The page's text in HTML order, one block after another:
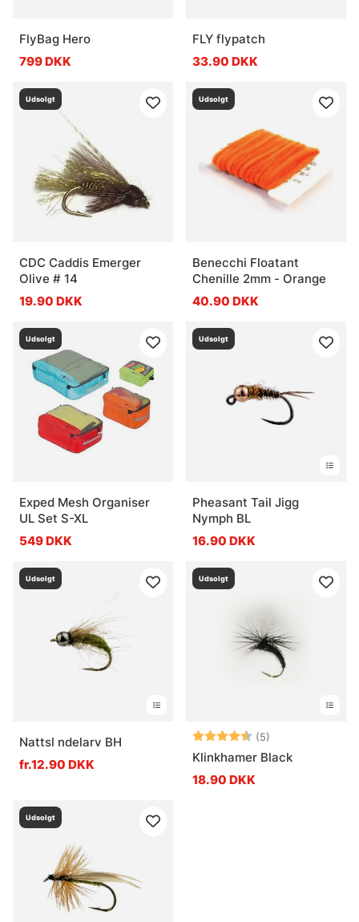
FlyBag Hero
799 DKK
FLY flypatch
33.90 DKK
Udsolgt
CDC Caddis Emerger
Olive # 14
19.90 DKK
Udsolgt
Benecchi Floatant
Chenille 2mm - Orange
40.90 DKK
Udsolgt
Exped Mesh Organiser
UL Set S-XL
549 DKK
Udsolgt
Pheasant Tail Jigg
Nymph BL
16.90 DKK
Udsolgt
Nattsl ndelarv BH
fr.12.90 DKK
Udsolgt
Vurdering: (5)
Klinkhamer Black
18.90 DKK
Udsolgt